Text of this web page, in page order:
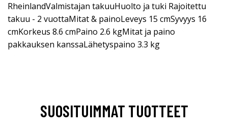
RheinlandValmistajan takuuHuolto ja tuki Rajoitettu
takuu - 2 vuottaMitat & painoLeveys 15 cmSyvyys 16
cmKorkeus 8.6 cmPaino 2.6 kgMitat ja paino
pakkauksen kanssaLähetyspaino 3.3 kg
SUOSITUIMMAT TUOTTEET